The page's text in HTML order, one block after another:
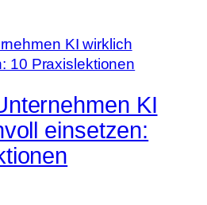
KI
einsetzen: